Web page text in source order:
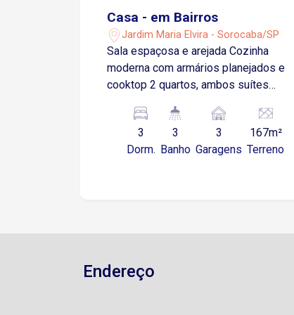
Casa - em Bairros
Jardim Maria Elvira - Sorocaba/SP
Sala espaçosa e arejada Cozinha
moderna com armários planejados e
cooktop 2 quartos, ambos suítes
pode ser utilizado como escritório ou
quarto de apoio Quintal amplo Garagem
coberta para até 3 veículos
geral Entre em contato para mais
3
Dorm.
3
Banho
3
Garagens
167m²
Terreno
Endereço